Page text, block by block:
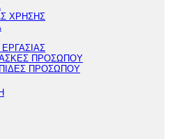
ΧΡΗΣΗΣ
ΠΡΟΣΩΠΟΥ
ΠΡΟΣΩΠΟΥ